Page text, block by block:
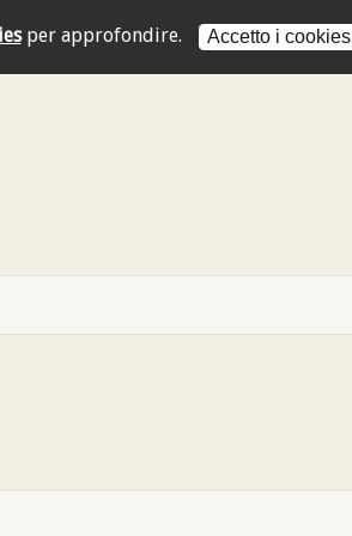
per approfondire. Accetto i cookies